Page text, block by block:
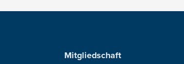
Mitgliedschaft